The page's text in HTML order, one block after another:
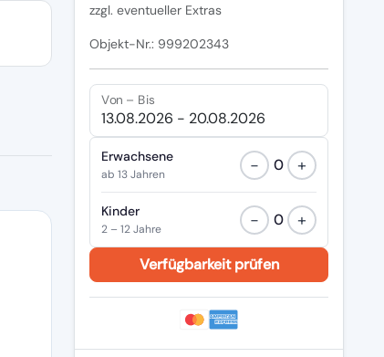
zzgl. eventueller Extras
Objekt-Nr.: 999202343
Von – Bis
Erwachsene
ab 13 Jahren − 0 +
Kinder
2 – 12 Jahre − 0 +